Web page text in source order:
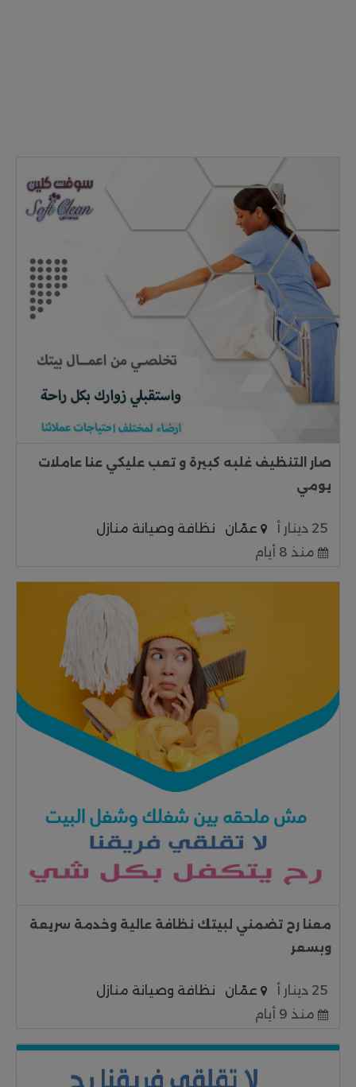
صار التنظيف غلبه كبيرة و تعب عليكي عنا عاملات
يومي
25 دينار أ عمّان
نظافة وصيانة منازل
منذ 8 أيام
معنا رح تضمني لبيتك نظافة عالية وخدمة سريعة
وبسعر
25 دينار أ عمّان
نظافة وصيانة منازل
منذ 9 أيام